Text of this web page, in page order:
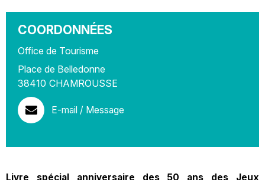
COORDONNÉES
Office de Tourisme
Place de Belledonne
38410 CHAMROUSSE
E-mail / Message
Livre spécial anniversaire des 50 ans des Jeux